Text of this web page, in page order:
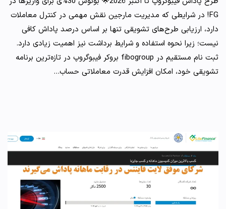
FG! در شرایطی که مدیریت مارجین نقش مهمی در کنترل معاملات
دارد، ارزیابی طرح‌های تشویقی تنها بر اساس درصد پاداش کافی
نیست؛ زیرا نحوه استفاده و شرایط برداشت نیز اهمیت زیادی دارد.
ثبت نام مستقیم در fibogroup بروکر فیبوگروپ در تازه‌ترین برنامه
تشویقی خود، امکان افزایش قدرت معاملاتی حساب…